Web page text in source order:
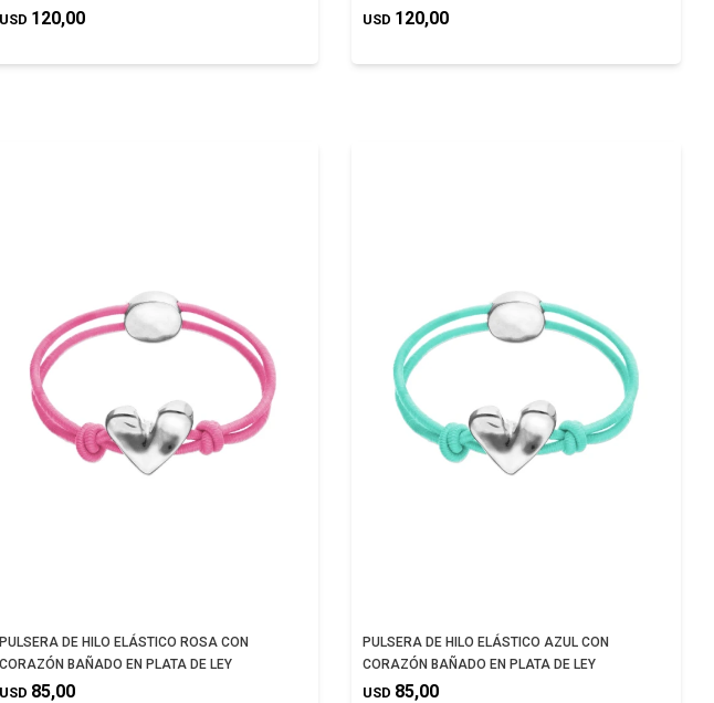
USD 120,00 USD 120,00
PULSERA DE HILO ELÁSTICO ROSA CON
CORAZÓN BAÑADO EN PLATA DE LEY
USD 85,00
PULSERA DE HILO ELÁSTICO AZUL CON
CORAZÓN BAÑADO EN PLATA DE LEY
USD 85,00